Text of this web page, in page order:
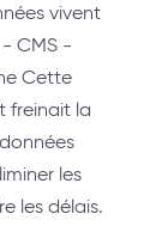
vivent
CMS -
Cette
freinait la
les
les délais.